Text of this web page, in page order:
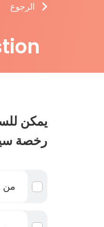
الرجوع
يمكن
رخصة